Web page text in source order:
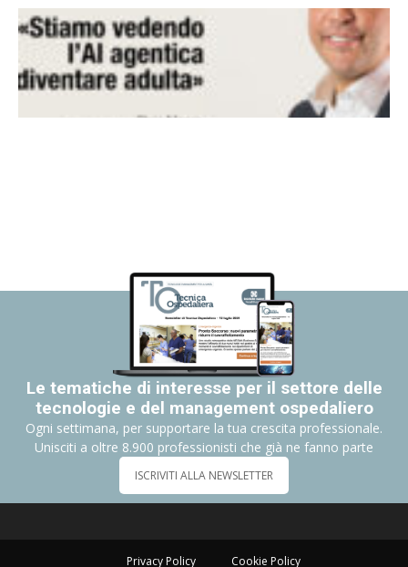
Le tematiche di interesse per il settore delle
tecnologie e del management ospedaliero
Ogni settimana, per supportare la tua crescita professionale.
Unisciti a oltre 8.900 professionisti che già ne fanno parte
ISCRIVITI ALLA NEWSLETTER
Privacy Policy Cookie Policy